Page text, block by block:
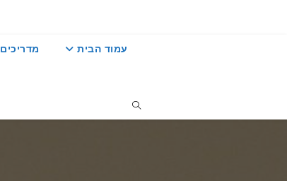
עמוד הבית מדריכים